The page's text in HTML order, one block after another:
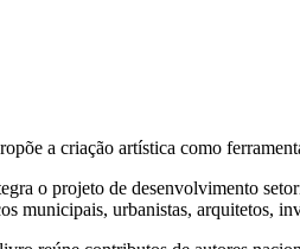
a criação artística como
o projeto de desenvolvimento
municipais, urbanistas, arquitetos,